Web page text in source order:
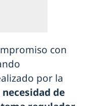
con
por la
necesidad de